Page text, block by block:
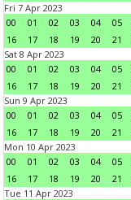
Fri 7 Apr 2023
00
01 02 03 04 05
16
17 18 19 20 21
Sat 8 Apr 2023
00
01 02 03 04 05
16
17 18 19 20 21
Sun 9 Apr 2023
00
01 02 03 04 05
16
17 18 19 20 21
Mon 10 Apr 2023
00
01 02 03 04 05
16
17 18 19 20 21
Tue 11 Apr 2023